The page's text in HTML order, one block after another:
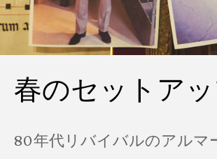
春のセットア
80年代リバイバルのアルマ